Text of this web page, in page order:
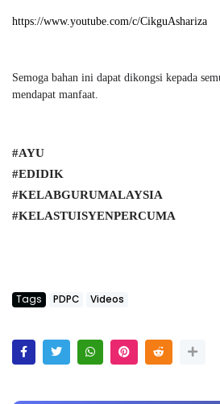
https://www.youtube.com/c/CikguAshariza
Semoga bahan ini dapat dikongsi kepada
mendapat manfaat.
#AYU
#EDIDIK
#KELABGURUMALAYSIA
#KELASTUISYENPERCUMA
Tags PDPC Videos